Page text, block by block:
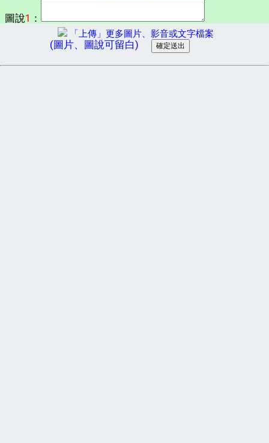
圖說1 ：
「上傳」更多圖片、影音或文字檔案
(圖片、圖說可留白)